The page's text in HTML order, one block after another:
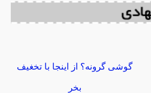
گوشی گرونه؟ از اینجا با تخغیف
بخر